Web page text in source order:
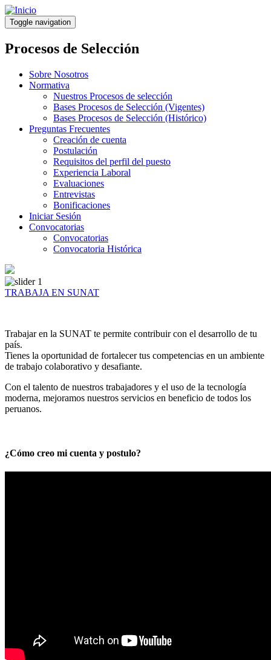
Pasar
al
contenido
principal
Toggle navigation
Procesos de Selección
Sobre Nosotros
Normativa
Nuestros Procesos de selección
Bases Procesos de Selección (Vigentes)
Bases Procesos de Selección (Histórico)
Preguntas Frecuentes
Creación de cuenta
Postulación
Requisitos del perfil del puesto
Experiencia Laboral
Evaluaciones
Entrevistas
Bonificaciones
Iniciar Sesión
Convocatorias
Convocatorias
Convocatoria Histórica
TRABAJA EN SUNAT
Trabajar en la SUNAT te permite contribuir con el desarrollo de tu
país.
Tienes la oportunidad de fortalecer tus competencias en un ambiente
de trabajo colaborativo y desafiante.
Con el talento de nuestros trabajadores y el uso de la tecnología
moderna, mejoramos nuestros servicios en beneficio de todos los
peruanos.
¿Cómo creo mi cuenta y postulo?